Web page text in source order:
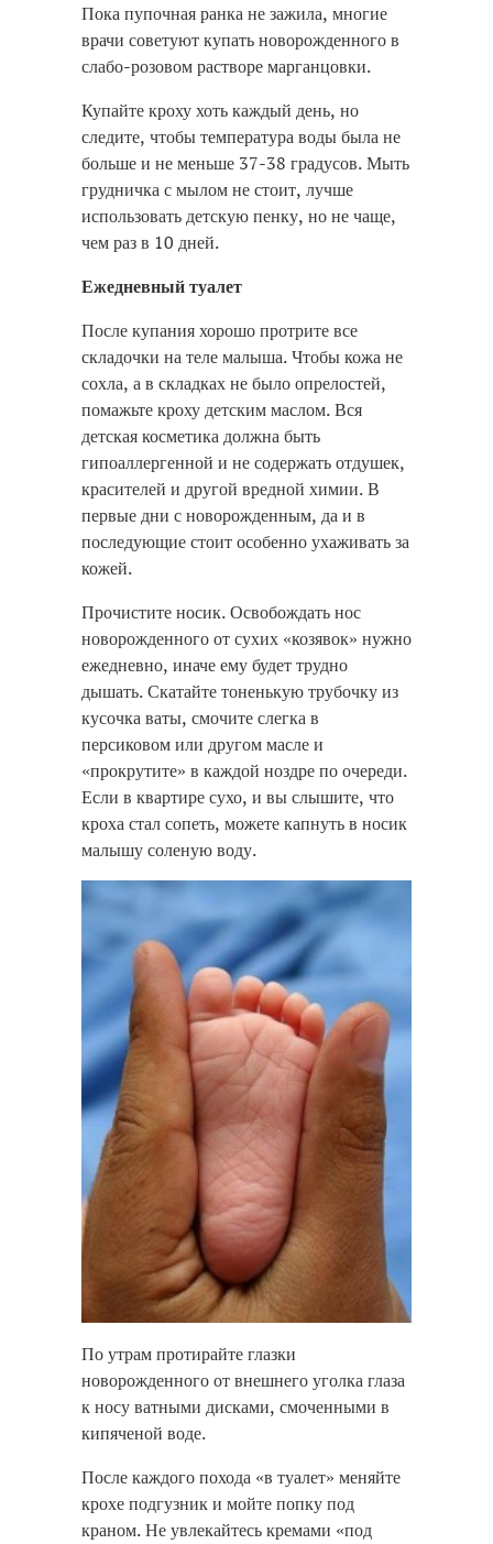
Пока пупочная ранка не зажила, многие
врачи советуют купать новорожденного в
слабо-розовом растворе марганцовки.
Купайте кроху хоть каждый день, но
следите, чтобы температура воды была не
больше и не меньше 37-38 градусов. Мыть
грудничка с мылом не стоит, лучше
использовать детскую пенку, но не чаще,
чем раз в 10 дней.
Ежедневный туалет
После купания хорошо протрите все
складочки на теле малыша. Чтобы кожа не
сохла, а в складках не было опрелостей,
помажьте кроху детским маслом. Вся
детская косметика должна быть
гипоаллергенной и не содержать отдушек,
красителей и другой вредной химии. В
первые дни с новорожденным, да и в
последующие стоит особенно ухаживать за
кожей.
Прочистите носик. Освобождать нос
новорожденного от сухих «козявок» нужно
ежедневно, иначе ему будет трудно
дышать. Скатайте тоненькую трубочку из
кусочка ваты, смочите слегка в
персиковом или другом масле и
«прокрутите» в каждой ноздре по очереди.
Если в квартире сухо, и вы слышите, что
кроха стал сопеть, можете капнуть в носик
малышу соленую воду.
По утрам протирайте глазки
новорожденного от внешнего уголка глаза
к носу ватными дисками, смоченными в
кипяченой воде.
После каждого похода «в туалет» меняйте
крохе подгузник и мойте попку под
краном. Не увлекайтесь кремами «под